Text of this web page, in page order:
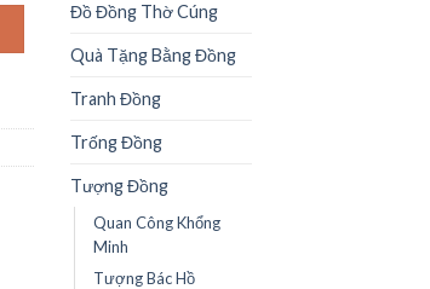
Đồ Đồng Thờ Cúng
Quà Tặng Bằng Đồng
Tranh Đồng
Trống Đồng
Tượng Đồng
Quan Công Khổng
Minh
Tượng Bác Hồ